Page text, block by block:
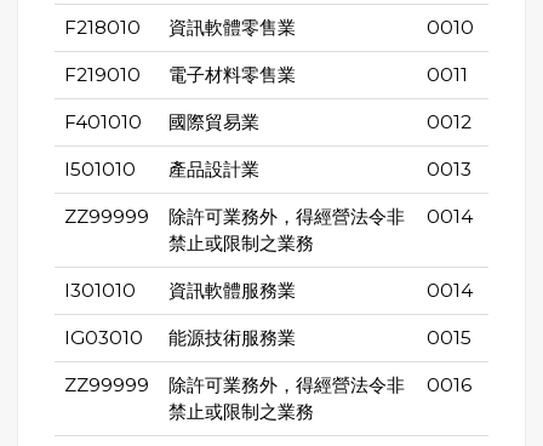
F218010 資訊軟體零售業 0010
F219010 電子材料零售業 0011
F401010 國際貿易業 0012
I501010 產品設計業 0013
ZZ99999
除許可業務外，得經營法令非
禁止或限制之業務
0014
I301010 資訊軟體服務業 0014
IG03010 能源技術服務業 0015
ZZ99999
除許可業務外，得經營法令非
禁止或限制之業務
0016